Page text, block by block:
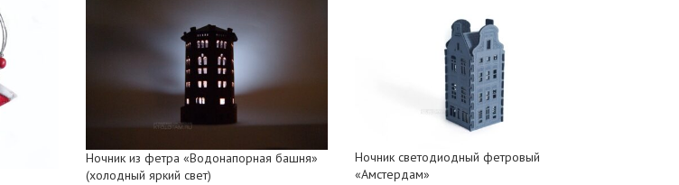
Ночник из фетра «Водонапорная башня»
(холодный яркий свет)
Ночник светодиодный фетровый
«Амстердам»